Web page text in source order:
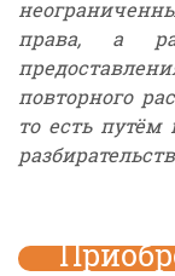
права, а
повторного
то есть путём